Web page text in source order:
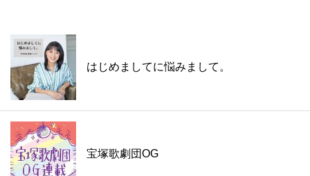
はじめましてに悩みまして。
宝塚歌劇団OG